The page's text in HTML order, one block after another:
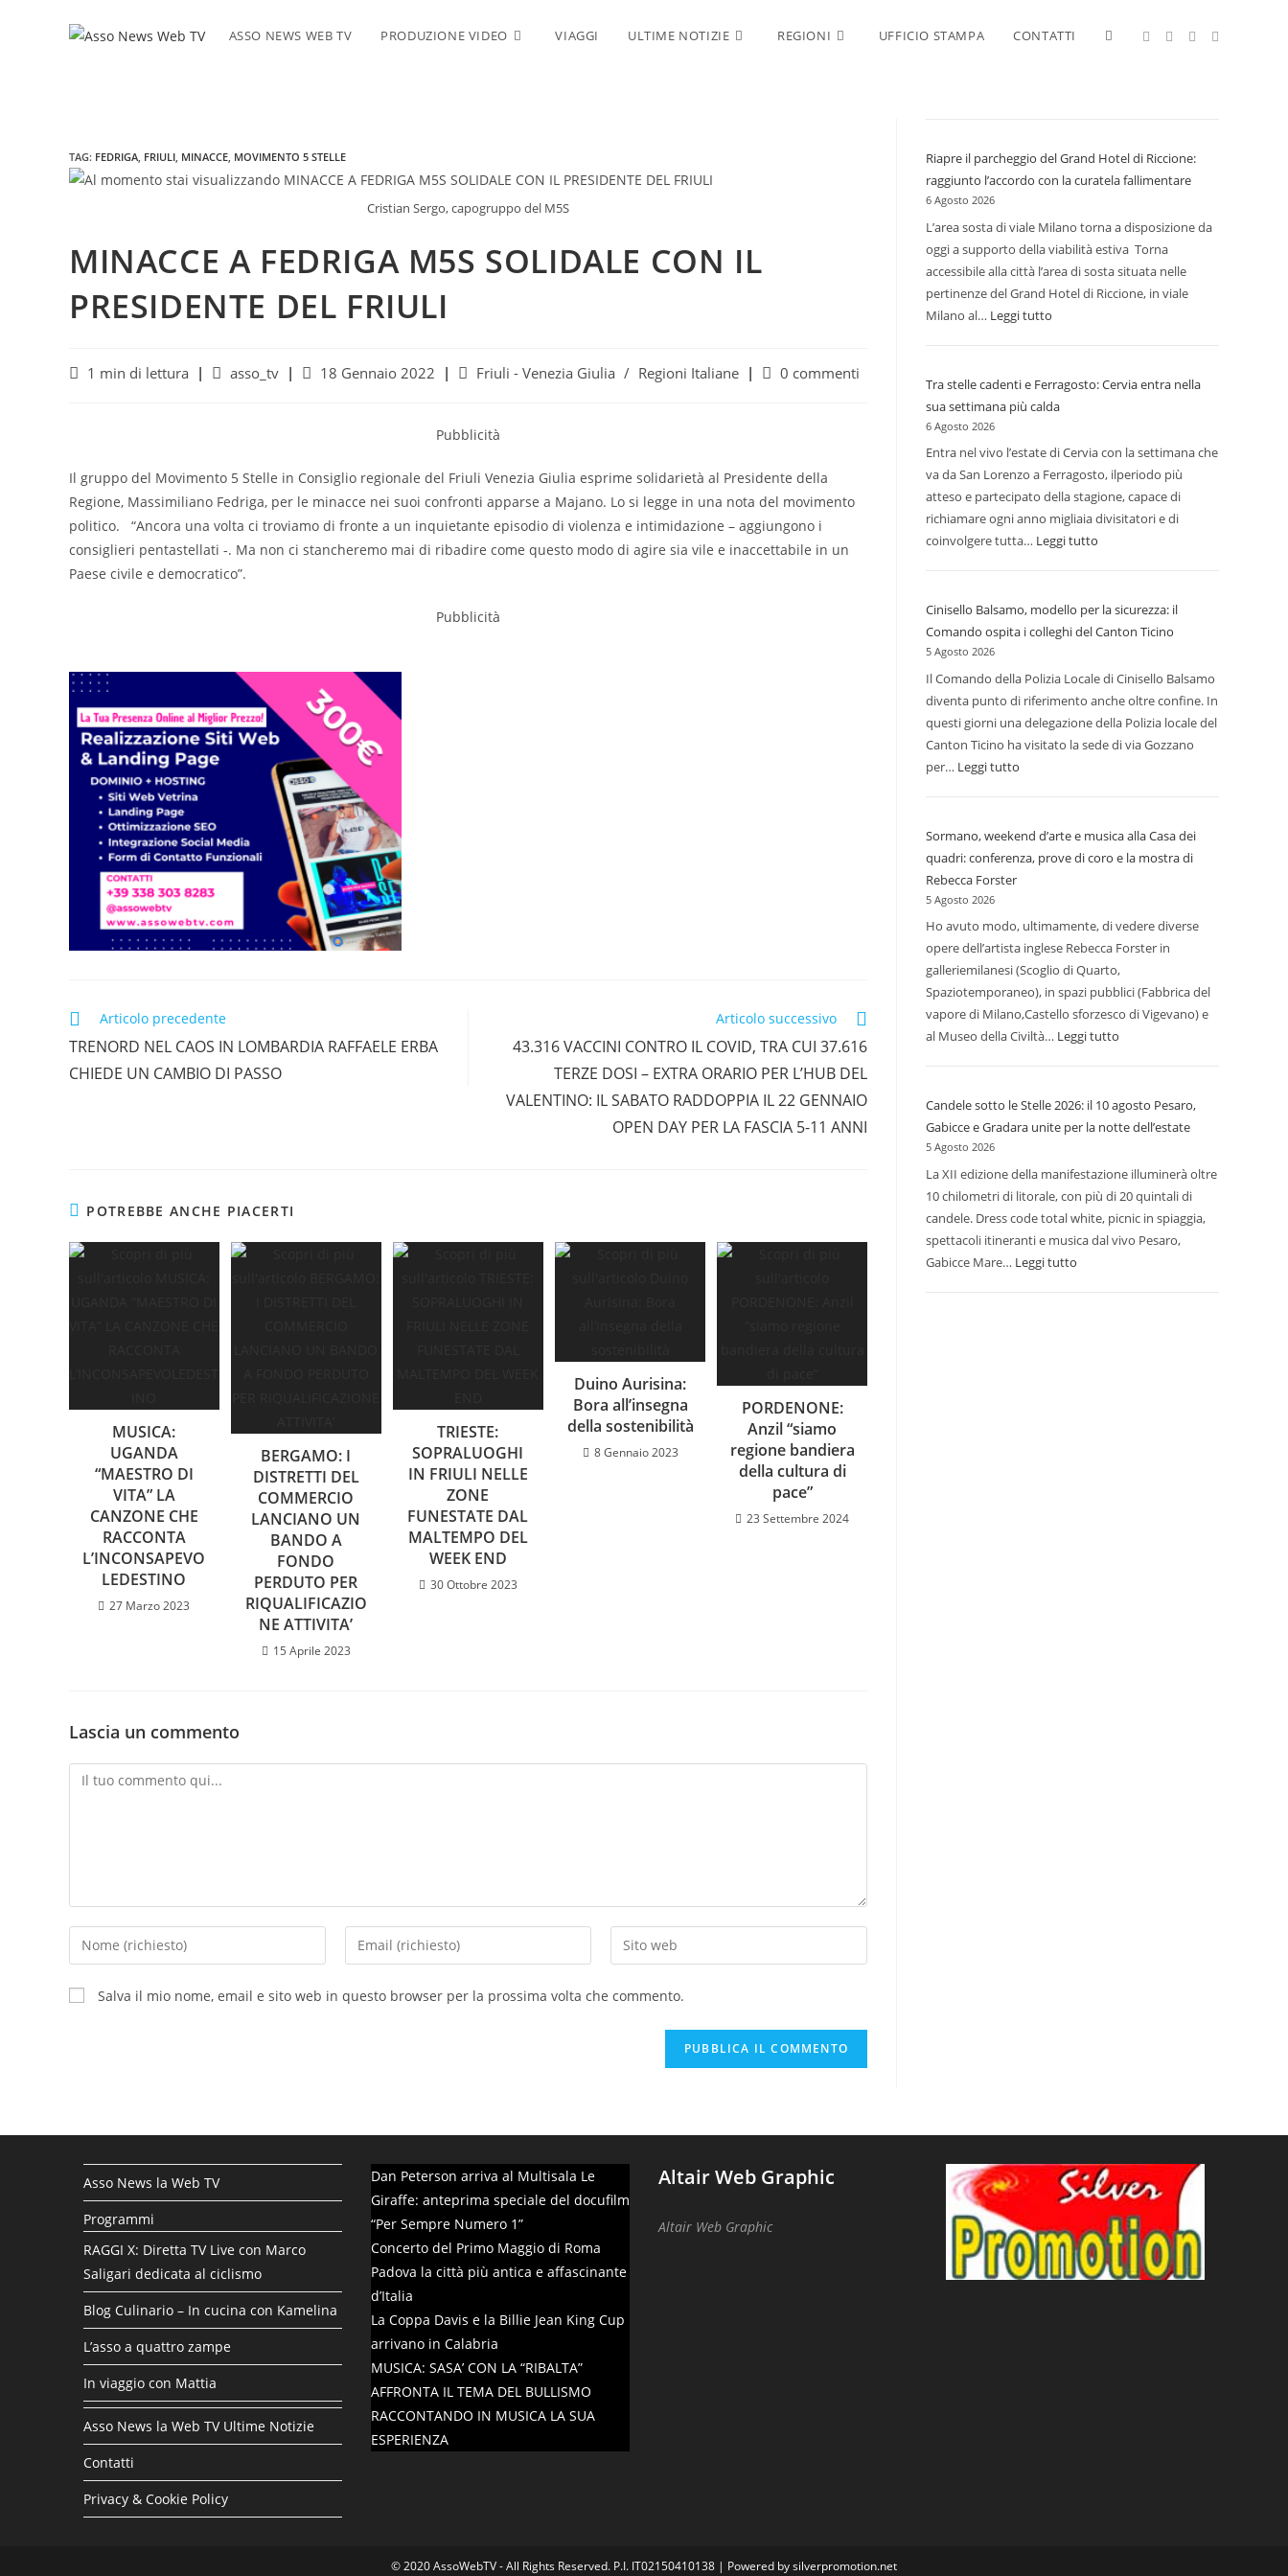
ASSO NEWS WEB TV PRODUZIONE VIDEO VIAGGI ULTIME NOTIZIE REGIONI UFFICIO STAMPA CONTATTI Attiva/disattiva
ricerca
sul
web
TAG: FEDRIGA, FRIULI, MINACCE, MOVIMENTO 5 STELLE
Cristian Sergo, capogruppo del M5S
MINACCE A FEDRIGA M5S SOLIDALE CON IL
PRESIDENTE DEL FRIULI
Tempo
1 min di lettura
Autore
asso_tv
Articolo
18 Gennaio 2022
Categoria
Friuli - Venezia Giulia / Regioni Italiane
Commenti
0 commenti
Pubblicità
Il gruppo del Movimento 5 Stelle in Consiglio regionale del Friuli Venezia Giulia esprime solidarietà al Presidente della
Regione, Massimiliano Fedriga, per le minacce nei suoi confronti apparse a Majano. Lo si legge in una nota del movimento
politico. “Ancora una volta ci troviamo di fronte a un inquietante episodio di violenza e intimidazione – aggiungono i
consiglieri pentastellati -. Ma non ci stancheremo mai di ribadire come questo modo di agire sia vile e inaccettabile in un
Paese civile e democratico”.
Pubblicità
Leggi
articoli
Articolo precedente
TRENORD NEL CAOS IN LOMBARDIA RAFFAELE ERBA
CHIEDE UN CAMBIO DI PASSO
Articolo successivo
43.316 VACCINI CONTRO IL COVID, TRA CUI 37.616
TERZE DOSI – EXTRA ORARIO PER L’HUB DEL
VALENTINO: IL SABATO RADDOPPIA IL 22 GENNAIO
OPEN DAY PER LA FASCIA 5-11 ANNI
POTREBBE ANCHE PIACERTI
MUSICA:
UGANDA
“MAESTRO DI
VITA” LA
CANZONE CHE
RACCONTA
L’INCONSAPEVO
LEDESTINO
27 Marzo 2023
BERGAMO: I
DISTRETTI DEL
COMMERCIO
LANCIANO UN
BANDO A
FONDO
PERDUTO PER
RIQUALIFICAZIO
NE ATTIVITA’
15 Aprile 2023
TRIESTE:
SOPRALUOGHI
IN FRIULI NELLE
ZONE
FUNESTATE DAL
MALTEMPO DEL
WEEK END
30 Ottobre 2023
Duino Aurisina:
Bora all’insegna
della sostenibilità
8 Gennaio 2023
PORDENONE:
Anzil “siamo
regione bandiera
della cultura di
pace”
23 Settembre 2024
Lascia un commento
Commento
Inserisci
il
tuo
nome
Inserisci
il
indirizzo
Inserisci
l'URL
Salva il mio nome, email e sito web in questo browser per la prossima volta che commento.
Riapre il parcheggio del Grand Hotel di Riccione:
raggiunto l’accordo con la curatela fallimentare
6 Agosto 2026
L’area sosta di viale Milano torna a disposizione da
oggi a supporto della viabilità estiva Torna
accessibile alla città l’area di sosta situata nelle
pertinenze del Grand Hotel di Riccione, in viale
Milano al… Leggi tutto
parcheggio
del
Hotel
di
Riccione:
raggiunto
la
curatela
Tra stelle cadenti e Ferragosto: Cervia entra nella
sua settimana più calda
6 Agosto 2026
Entra nel vivo l’estate di Cervia con la settimana che
va da San Lorenzo a Ferragosto, ilperiodo più
atteso e partecipato della stagione, capace di
richiamare ogni anno migliaia divisitatori e di
coinvolgere tutta… Leggi tutto
cadenti
e
Cervia
entra
nella
calda
Cinisello Balsamo, modello per la sicurezza: il
Comando ospita i colleghi del Canton Ticino
5 Agosto 2026
Il Comando della Polizia Locale di Cinisello Balsamo
diventa punto di riferimento anche oltre confine. In
questi giorni una delegazione della Polizia locale del
Canton Ticino ha visitato la sede di via Gozzano
per… Leggi tutto
modello
per
il
Comando
ospita
colleghi
Ticino
Sormano, weekend d’arte e musica alla Casa dei
quadri: conferenza, prove di coro e la mostra di
Rebecca Forster
5 Agosto 2026
Ho avuto modo, ultimamente, di vedere diverse
opere dell’artista inglese Rebecca Forster in
galleriemilanesi (Scoglio di Quarto,
Spaziotemporaneo), in spazi pubblici (Fabbrica del
vapore di Milano,Castello sforzesco di Vigevano) e
al Museo della Civiltà… Leggi tutto
d’arte
e
alla
Casa
dei
Candele sotto le Stelle 2026: il 10 agosto Pesaro,
Gabicce e Gradara unite per la notte dell’estate
5 Agosto 2026
La XII edizione della manifestazione illuminerà oltre
10 chilometri di litorale, con più di 20 quintali di
candele. Dress code total white, picnic in spiaggia,
spettacoli itineranti e musica dal vivo Pesaro,
Gabicce Mare… Leggi tutto
Asso News la Web TV
Programmi
RAGGI X: Diretta TV Live con Marco
Saligari dedicata al ciclismo
Blog Culinario – In cucina con Kamelina
L’asso a quattro zampe
In viaggio con Mattia
Asso News la Web TV Ultime Notizie
Contatti
Privacy & Cookie Policy
Dan Peterson arriva al Multisala Le
Giraffe: anteprima speciale del docufilm
“Per Sempre Numero 1”
Concerto del Primo Maggio di Roma
Padova la città più antica e affascinante
d’Italia
La Coppa Davis e la Billie Jean King Cup
arrivano in Calabria
MUSICA: SASA’ CON LA “RIBALTA”
AFFRONTA IL TEMA DEL BULLISMO
RACCONTANDO IN MUSICA LA SUA
ESPERIENZA
Altair Web Graphic
Altair Web Graphic
© 2020 AssoWebTV - All Rights Reserved. P.I. IT02150410138 | Powered by silverpromotion.net